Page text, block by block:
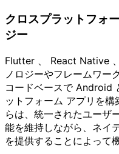
クロスプラットフォ
ジー
Flutter 、 React Native
ノロジーやフレームワー
コードベースで Android
ットフォーム アプリを
らは、統一されたユーザ
能を維持しながら、ネイ
を提供することによって